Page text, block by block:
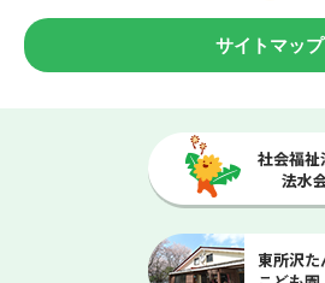
サイトマップ
児童館だより
お友達の一般来館について